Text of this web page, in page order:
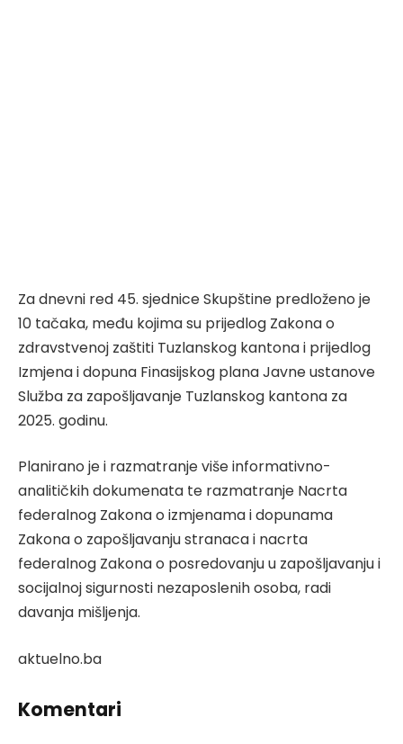
Za dnevni red 45. sjednice Skupštine predloženo je
10 tačaka, među kojima su prijedlog Zakona o
zdravstvenoj zaštiti Tuzlanskog kantona i prijedlog
Izmjena i dopuna Finasijskog plana Javne ustanove
Služba za zapošljavanje Tuzlanskog kantona za
2025. godinu.
Planirano je i razmatranje više informativno-
analitičkih dokumenata te razmatranje Nacrta
federalnog Zakona o izmjenama i dopunama
Zakona o zapošljavanju stranaca i nacrta
federalnog Zakona o posredovanju u zapošljavanju i
socijalnoj sigurnosti nezaposlenih osoba, radi
davanja mišljenja.
aktuelno.ba
Komentari